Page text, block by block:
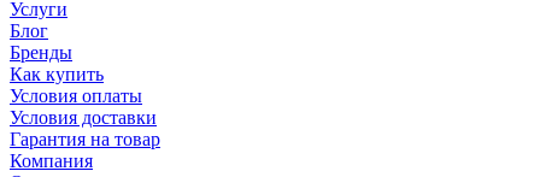
Услуги
Блог
Бренды
Как купить
Условия оплаты
Условия доставки
Гарантия на товар
Компания